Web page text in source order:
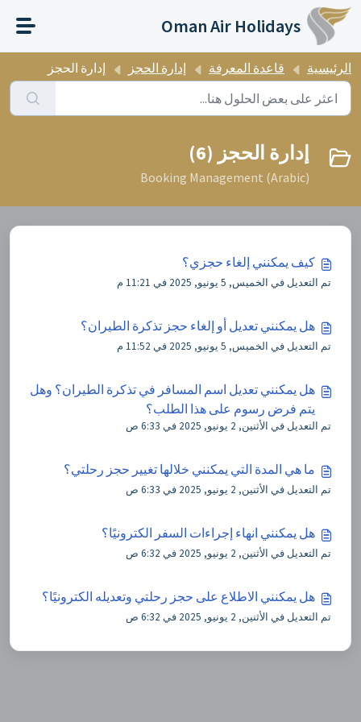
التخطّي إلى المحتوى الرئيسي
Oman Air Holidays
الرئيسية قاعدة المعرفة إدارة الحجز إدارة الحجز
إدارة الحجز (6)
Booking Management (Arabic)
كيف يمكنني إلغاء حجزي؟
تم التعديل في الخميس, 5 يونيو, 2025 في 11:21 م
هل يمكنني تعديل أو إلغاء حجز تذكرة الطيران؟
تم التعديل في الخميس, 5 يونيو, 2025 في 11:52 م
هل يمكنني تعديل اسم المسافر في تذكرة الطيران؟ وهل
يتم فرض رسوم على هذا الطلب؟
تم التعديل في الأثنين, 2 يونيو, 2025 في 6:33 ص
ما هي المدة التي يمكنني خلالها تغيير حجز رحلتي؟
تم التعديل في الأثنين, 2 يونيو, 2025 في 6:33 ص
هل يمكنني انهاء إجراءات السفر الكترونيًا؟
تم التعديل في الأثنين, 2 يونيو, 2025 في 6:32 ص
هل يمكنني الاطلاع على حجز رحلتي وتعديله الكترونيًا؟
تم التعديل في الأثنين, 2 يونيو, 2025 في 6:32 ص